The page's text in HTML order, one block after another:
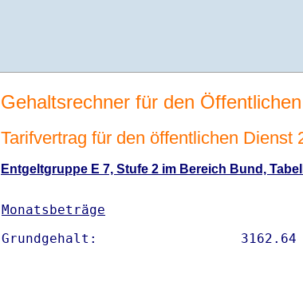
Gehaltsrechner für den
Tarifvertrag für den öffentlichen Dienst
Entgeltgruppe E 7, Stufe 2 im Bereich Bund,
Monatsbeträge